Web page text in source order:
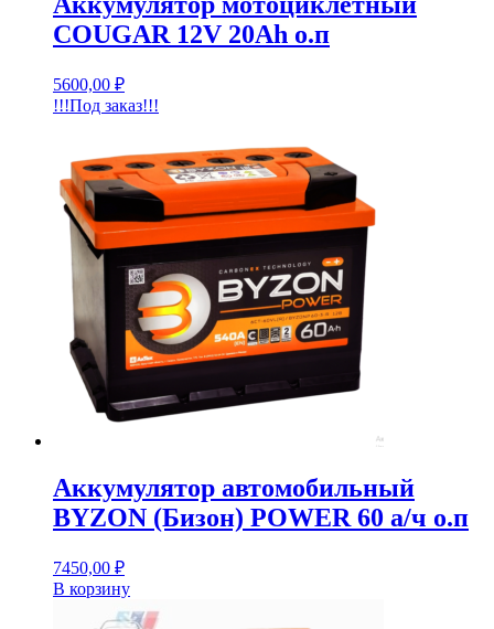
COUGAR 12V 20Ah о.п
5600,00 ₽
!!!Под заказ!!!
Аккумулятор автомобильный
BYZON (Бизон) POWER 60 а/ч о.п
7450,00 ₽
В корзину